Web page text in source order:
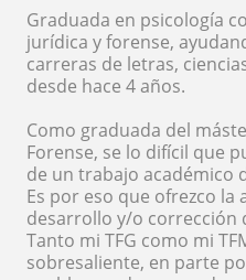
Graduada en psicología
jurídica y forense,
carreras de letras,
desde hace 4 años.
Como graduada del
Forense, se lo difícil que
de un trabajo académico
Es por eso que ofrezco la
desarrollo y/o corrección
Tanto mi TFG como mi
sobresaliente, en parte